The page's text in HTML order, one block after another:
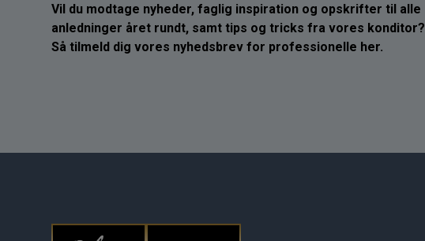
Vil du modtage nyheder, faglig inspiration og opskrifter til alle
anledninger året rundt, samt tips og tricks fra vores konditor?
Så tilmeld dig vores nyhedsbrev for professionelle her.